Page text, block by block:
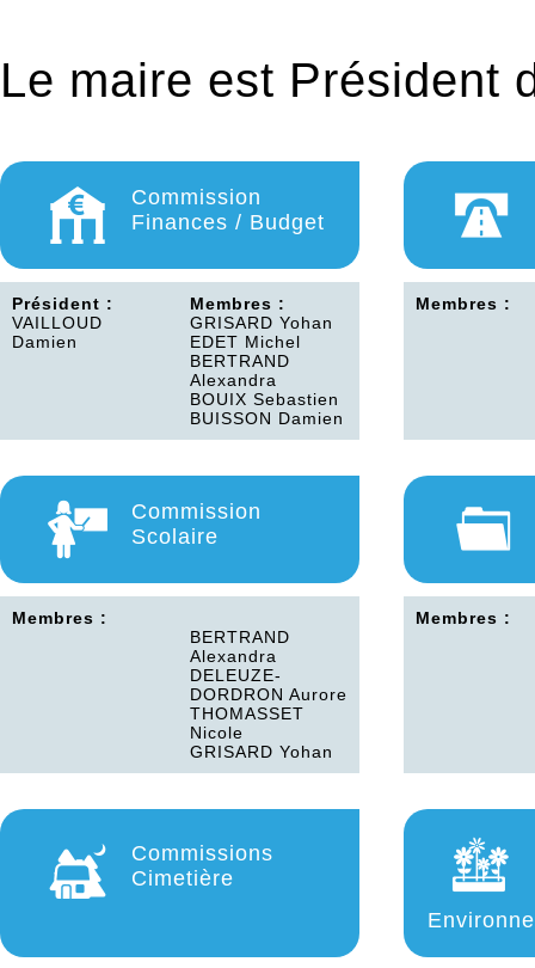
Le maire est Président
Commission
Finances / Budget
Président :
VAILLOUD
Damien
Membres :
GRISARD Yohan
EDET Michel
BERTRAND
Alexandra
BOUIX Sebastien
BUISSON Damien
Membres :
Commission
Scolaire
Membres :
BERTRAND
Alexandra
DELEUZE-
DORDRON Aurore
THOMASSET
Nicole
GRISARD Yohan
Membres :
Commissions
Cimetière